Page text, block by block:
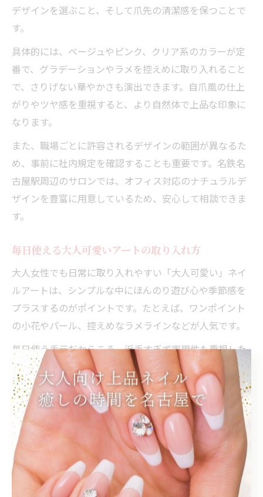
デザインを選ぶこと、そして爪先の清潔感を保つことで
す。
具体的には、ベージュやピンク、クリア系のカラーが定
番で、グラデーションやラメを控えめに取り入れること
で、さりげない華やかさも演出できます。自爪風の仕上
がりやツヤ感を重視すると、より自然体で上品な印象に
なります。
また、職場ごとに許容されるデザインの範囲が異なるた
め、事前に社内規定を確認することも重要です。名鉄名
古屋駅周辺のサロンでは、オフィス対応のナチュラルデ
ザインを豊富に用意しているため、安心して相談できま
す。
毎日使える大人可愛いアートの取り入れ方
大人女性でも日常に取り入れやすい「大人可愛い」ネイ
ルアートは、シンプルな中にほんのり遊び心や季節感を
プラスするのがポイントです。たとえば、ワンポイント
の小花やパール、控えめなラメラインなどが人気です。
毎日使う手元だからこそ、派手すぎず実用性も重視した
デザインが求められます。名鉄名古屋駅近くのサロンで
は、仕事や家事の邪魔にならない長さやアートを提案し
てくれるため、忙しい大人にも嬉しい仕上がりが叶いま
す。
また、トレンドを取り入れつつも飽きのこないデザイン
を選ぶことで、長く楽しめるのも魅力です。自分のライ
フスタイルや好みに合わせて、さりげなく個性を表現で